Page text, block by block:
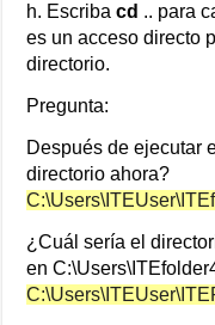
h. Escribacd .. para
es un acceso directo
directorio.
Pregunta:
Después de ejecutar
directorio ahora?
¿Cuál sería el
en